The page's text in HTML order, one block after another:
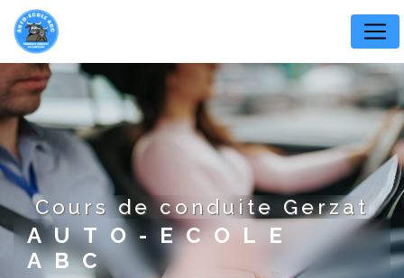
cours de conduite Gerzat
AUTO-ECOLE
ABC
Panneau de gestion des cookies